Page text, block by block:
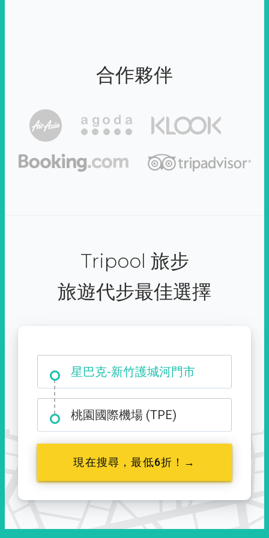
合作夥伴
Tripool 旅步
旅遊代步最佳選擇
星巴克-新竹護城河門市
大霸尖山登山口
桃園國際機場 (TPE)
現在搜尋，最低6折！→